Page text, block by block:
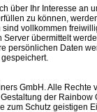
über Ihr Interesse an
zu können,
vollkommen
übermittelt
persönlichen Daten
GmbH. Alle Rechte
der
zum Schutz geistigen